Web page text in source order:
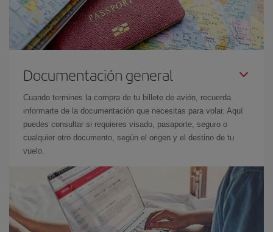
Documentación general
Cuando termines la compra de tu billete de avión, recuerda
informarte de la documentación que necesitas para volar. Aquí
puedes consultar si requieres visado, pasaporte, seguro o
cualquier otro documento, según el origen y el destino de tu
vuelo.